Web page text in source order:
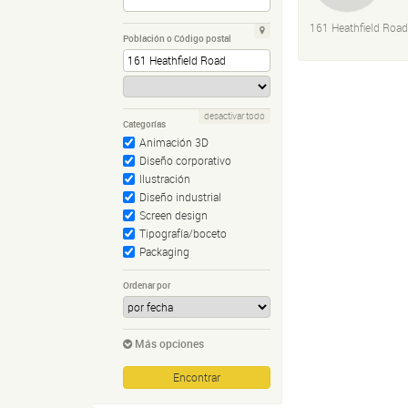
Población o Código postal
Categorías
Animación 3D
Diseño corporativo
Ilustración
Diseño industrial
Screen design
Tipografía/boceto
Packaging
desactivar todo
Ordenar por
Más opciones
161 Heathfield